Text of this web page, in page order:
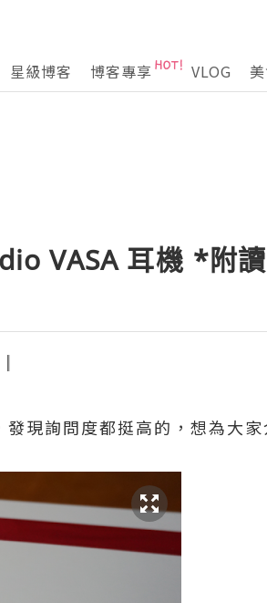
星級博客 博客專享 VLOG
VASA 耳機 *附
現詢問度都挺高的，想為大